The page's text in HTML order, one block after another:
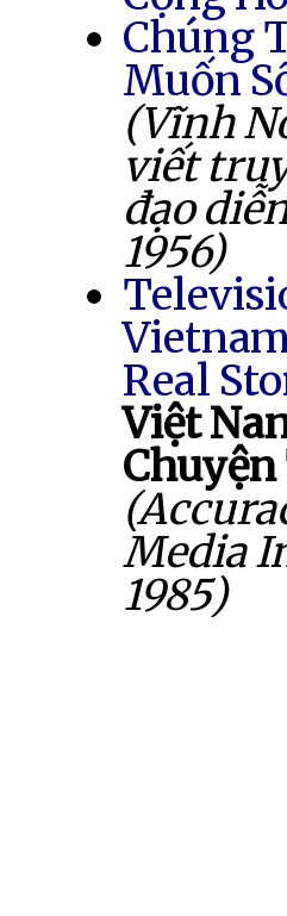
Chúng
Muốn
(Vĩnh
viết
đạo
1956)
Real
Việt
Media
1985)